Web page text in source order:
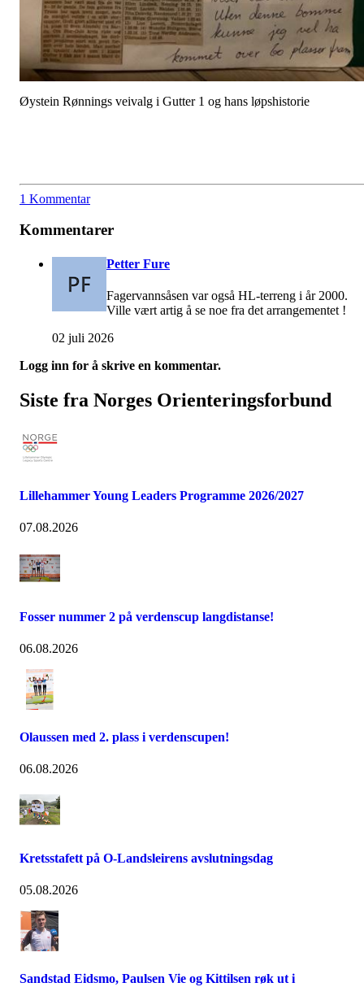
Øystein Rønnings veivalg i Gutter 1 og hans løpshistorie
1 Kommentar
Kommentarer
Petter Fure
Fagervannsåsen var også HL-terreng i år 2000.
Ville vært artig å se noe fra det arrangementet !
02 juli 2026
Logg inn for å skrive en kommentar.
Siste fra Norges Orienteringsforbund
Lillehammer Young Leaders Programme 2026/2027
07.08.2026
Fosser nummer 2 på verdenscup langdistanse!
06.08.2026
Olaussen med 2. plass i verdenscupen!
06.08.2026
Kretsstafett på O-Landsleirens avslutningsdag
05.08.2026
Sandstad Eidsmo, Paulsen Vie og Kittilsen røk ut i